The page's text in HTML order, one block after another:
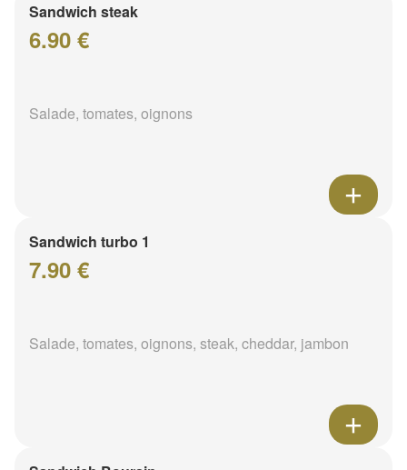
Sandwich steak
6.90 €
Salade, tomates, oignons
Sandwich turbo 1
7.90 €
Salade, tomates, oignons, steak, cheddar, jambon